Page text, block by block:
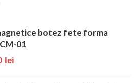
botez fete forma
01
lei